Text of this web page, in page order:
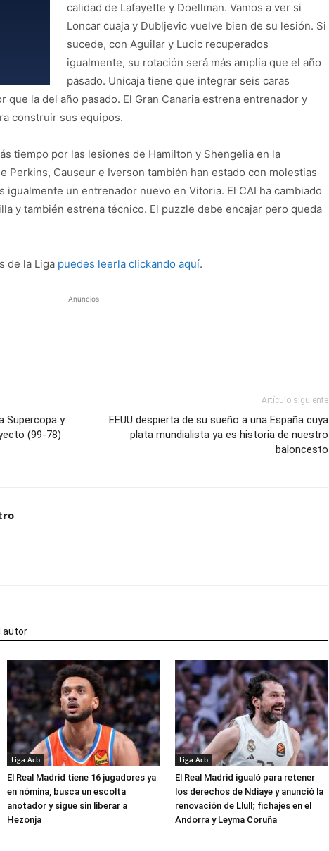
calidad de Lafayette y Doellman. Vamos a ver si
Loncar cuaja y Dubljevic vuelve bien de su lesión. Si
sucede, con Aguilar y Lucic recuperados
igualmente, su rotación será más amplia que el año
pasado. Unicaja tiene que integrar seis caras
que la del año pasado. El Gran Canaria estrena entrenador y
construir sus equipos.
tiempo por las lesiones de Hamilton y Shengelia en la
Perkins, Causeur e Iverson también han estado con molestias
un entrenador nuevo en Vitoria. El CAI ha cambiado
y también estrena técnico. El puzzle debe encajar pero queda
de la Liga puedes leerla clickando aquí.
Anuncios
Supercopa y
(99-78)
Artículo siguiente
EEUU despierta de su sueño a una España cuya
plata mundialista ya es historia de nuestro
baloncesto
autor
Liga Acb
El Real Madrid tiene 16 jugadores ya
en nómina, busca un escolta
anotador y sigue sin liberar a
Hezonja
Liga Acb
El Real Madrid igualó para retener
los derechos de Ndiaye y anunció la
renovación de Llull; fichajes en el
Andorra y Leyma Coruña